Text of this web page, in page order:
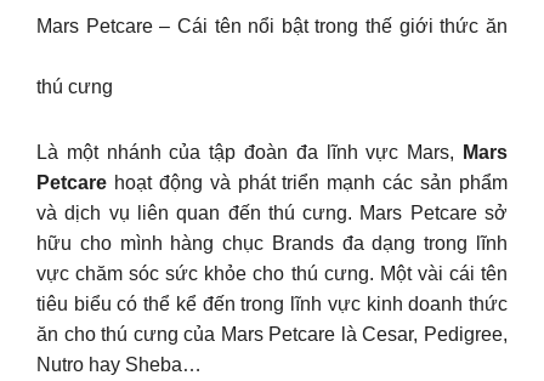
Mars Petcare – Cái tên nổi bật trong thế giới thức ăn
thú cưng
Là một nhánh của tập đoàn đa lĩnh vực Mars,
Mars
Petcare hoạt động và phát triển mạnh các sản phẩm
và dịch vụ liên quan đến thú cưng. Mars Petcare sở
hữu cho mình hàng chục Brands đa dạng trong lĩnh
vực chăm sóc sức khỏe cho thú cưng. Một vài cái tên
tiêu biểu có thể kể đến trong lĩnh vực kinh doanh thức
ăn cho thú cưng của Mars Petcare là Cesar, Pedigree,
Nutro hay Sheba…